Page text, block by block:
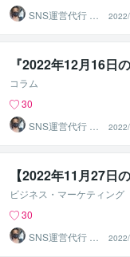
SNS運営代行 ま
るなげ
『2022年12月16日
コラム
30
SNS運営代行 ま
るなげ
【2022年11月27日
ビジネス・マーケティング
30
SNS運営代行 ま
るなげ